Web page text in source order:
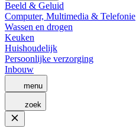
Beeld & Geluid
Computer, Multimedia & Telefonie
Wassen en drogen
Keuken
Huishoudelijk
Persoonlijke verzorging
Inbouw
menu
zoek